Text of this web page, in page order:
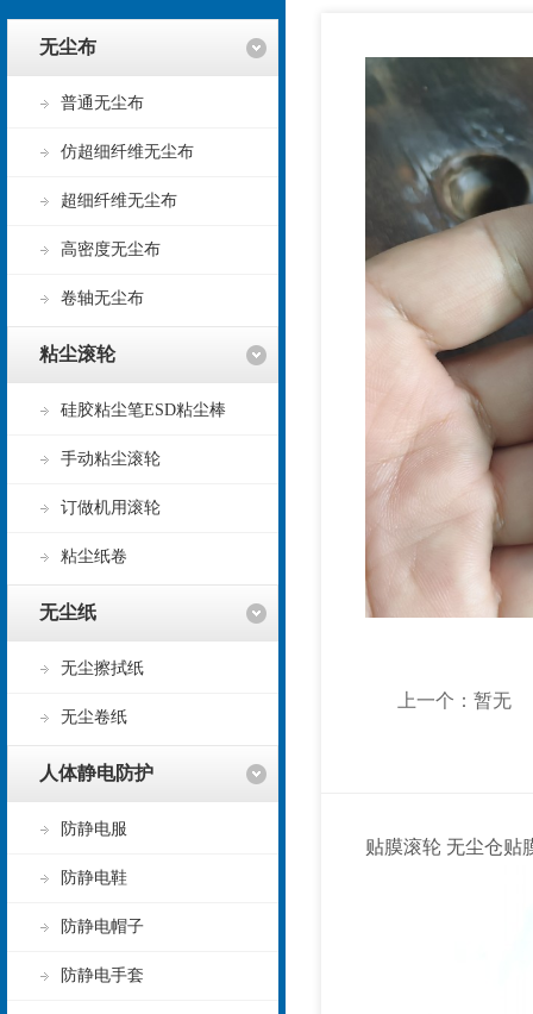
无尘布
普通无尘布
仿超细纤维无尘布
超细纤维无尘布
高密度无尘布
卷轴无尘布
粘尘滚轮
硅胶粘尘笔ESD粘尘棒
手动粘尘滚轮
订做机用滚轮
粘尘纸卷
无尘纸
无尘擦拭纸
无尘卷纸
人体静电防护
防静电服
防静电鞋
防静电帽子
防静电手套
上一个： 暂无
贴膜滚轮 无尘仓贴